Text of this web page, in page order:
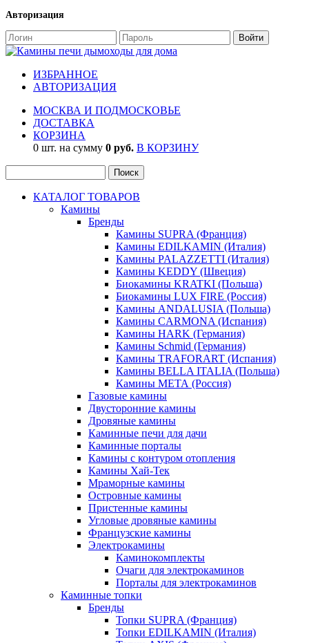
Авторизация
ИЗБРАННОЕ
АВТОРИЗАЦИЯ
МОСКВА И ПОДМОСКОВЬЕ
ДОСТАВКА
КОРЗИНА
0 шт. на сумму 0 руб. В КОРЗИНУ
КАТАЛОГ ТОВАРОВ
Камины
Бренды
Камины SUPRA (Франция)
Камины EDILKAMIN (Италия)
Камины PALAZZETTI (Италия)
Камины KEDDY (Швеция)
Биокамины KRATKI (Польша)
Биокамины LUX FIRE (Россия)
Камины ANDALUSIA (Польша)
Камины CARMONA (Испания)
Камины HARK (Германия)
Камины Schmid (Германия)
Камины TRAFORART (Испания)
Камины BELLA ITALIA (Польша)
Камины МЕТА (Россия)
Газовые камины
Двусторонние камины
Дровяные камины
Каминные печи для дачи
Каминные порталы
Камины с контуром отопления
Камины Хай-Тек
Мраморные камины
Островные камины
Пристенные камины
Угловые дровяные камины
Французские камины
Электрокамины
Каминокомплекты
Очаги для электрокаминов
Порталы для электрокаминов
Каминные топки
Бренды
Топки SUPRA (Франция)
Топки EDILKAMIN (Италия)